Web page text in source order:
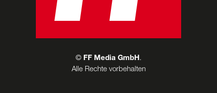
© FF Media GmbH.
Alle Rechte vorbehalten